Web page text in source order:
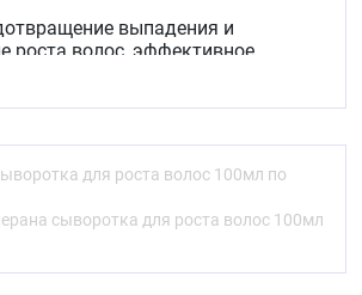
выпадения и
роста волос, эффективное
и увеличение
интенсивного роста волос и
выпадения.
для роста волос 100мл по
сыворотка для роста волос 100мл